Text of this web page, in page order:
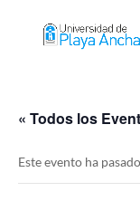
« Todos los
Este evento ha